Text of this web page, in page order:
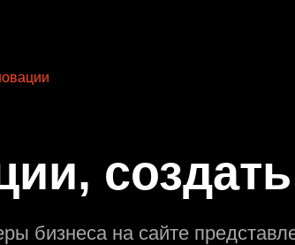
бизнеса на сайте